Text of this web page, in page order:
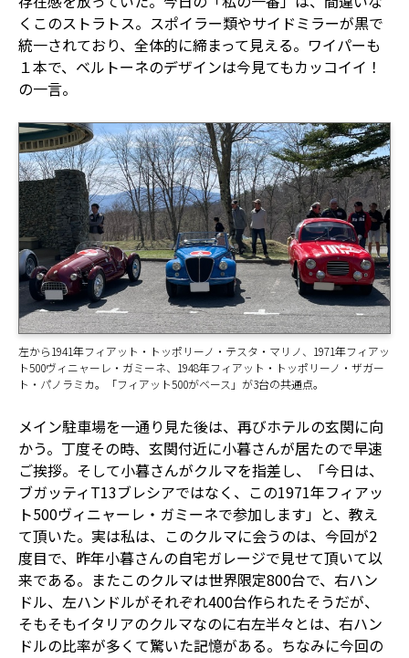
くこのストラトス。スポイラー類やサイドミラーが黒で
統一されており、全体的に締まって見える。ワイパーも
１本で、ベルトーネのデザインは今見てもカッコイイ！
の一言。
左から1941年フィアット・トッポリーノ・テスタ・マリノ、1971年フィアッ
ト500ヴィニャーレ・ガミーネ、1948年フィアット・トッポリーノ・ザガー
ト・パノラミカ。「フィアット500がベース」が3台の共通点。
メイン駐車場を一通り見た後は、再びホテルの玄関に向
かう。丁度その時、玄関付近に小暮さんが居たので早速
ご挨拶。そして小暮さんがクルマを指差し、「今日は、
ブガッティT13ブレシアではなく、この1971年フィアッ
ト500ヴィニャーレ・ガミーネで参加します」と、教え
て頂いた。実は私は、このクルマに会うのは、今回が2
度目で、昨年小暮さんの自宅ガレージで見せて頂いて以
来である。またこのクルマは世界限定800台で、右ハン
ドル、左ハンドルがそれぞれ400台作られたそうだが、
そもそもイタリアのクルマなのに右左半々とは、右ハン
ドルの比率が多くて驚いた記憶がある。ちなみに今回の